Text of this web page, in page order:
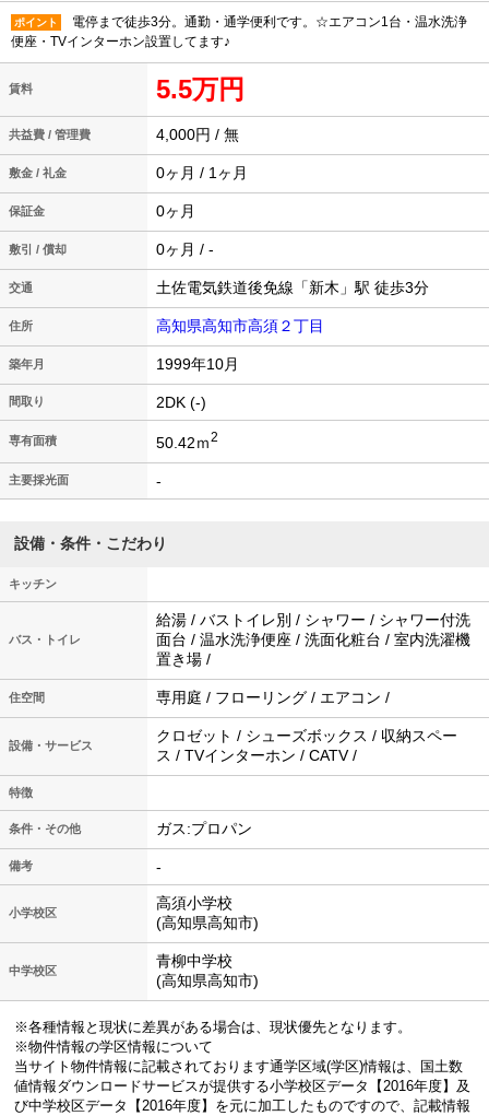
ポイント
電停まで徒歩3分。通勤・通学便利です。☆エアコン1台・温水洗浄
便座・TVインターホン設置してます♪
賃料 5.5万円
共益費 / 管理費 4,000円 / 無
敷金 / 礼金 0ヶ月 / 1ヶ月
保証金 0ヶ月
敷引 / 償却 0ヶ月 / -
交通 土佐電気鉄道後免線「新木」駅 徒歩3分
住所 高知県高知市高須２丁目
築年月 1999年10月
間取り 2DK (-)
専有面積 50.42ｍ2
主要採光面 -
設備・条件・こだわり
キッチン
バス・トイレ
給湯 / バストイレ別 / シャワー / シャワー付洗
面台 / 温水洗浄便座 / 洗面化粧台 / 室内洗濯機
置き場 /
住空間 専用庭 / フローリング / エアコン /
設備・サービス
クロゼット / シューズボックス / 収納スペー
ス / TVインターホン / CATV /
特徴
条件・その他 ガス:プロパン
備考 -
小学校区
高須小学校
(高知県高知市)
中学校区
青柳中学校
(高知県高知市)
※各種情報と現状に差異がある場合は、現状優先となります。
※物件情報の学区情報について
当サイト物件情報に記載されております通学区域(学区)情報は、国土数
値情報ダウンロードサービスが提供する小学校区データ【2016年度】及
び中学校区データ【2016年度】を元に加工したものですので、記載情報